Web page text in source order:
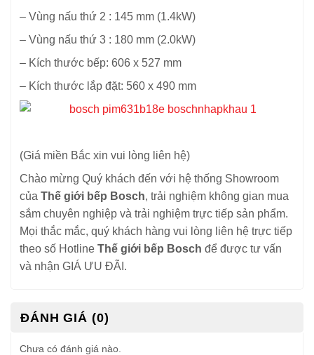
– Vùng nấu thứ 2 : 145 mm (1.4kW)
– Vùng nấu thứ 3 : 180 mm (2.0kW)
– Kích thước bếp: 606 x 527 mm
– Kích thước lắp đặt: 560 x 490 mm
(Giá miền Bắc xin vui lòng liên hệ)
Chào mừng Quý khách đến với hệ thống Showroom
của Thế giới bếp Bosch, trải nghiệm không gian mua
sắm chuyên nghiệp và trải nghiệm trực tiếp sản phẩm.
Mọi thắc mắc, quý khách hàng vui lòng liên hệ trực tiếp
theo số Hotline Thế giới bếp Bosch để được tư vấn
và nhận GIÁ ƯU ĐÃI.
ĐÁNH GIÁ (0)
Chưa có đánh giá nào.